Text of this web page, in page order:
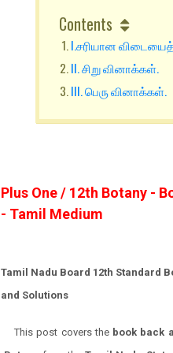
Contents
I.சரியான
II. சிறு வினாக்கள்.
III. பெரு வினாக்கள்.
Plus One / 12th Botany -
- Tamil Medium
Tamil Nadu Board 12th Standard
and Solutions
This post covers the book back